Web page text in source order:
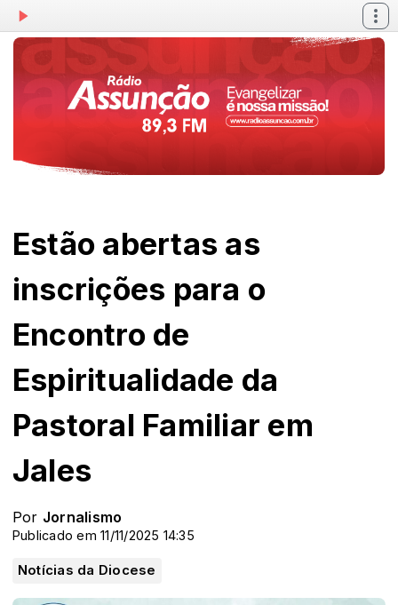
Estão abertas as
inscrições para o
Encontro de
Espiritualidade da
Pastoral Familiar em
Jales
Por Jornalismo
Publicado em 11/11/2025 14:35
Notícias da Diocese